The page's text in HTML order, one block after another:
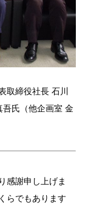
取締役社長 石川
氏（他企画室 金
感謝申し上げま
らでもあります